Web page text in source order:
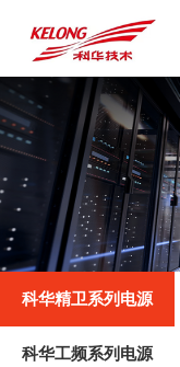
科华精卫系列电源
科华工频系列电源